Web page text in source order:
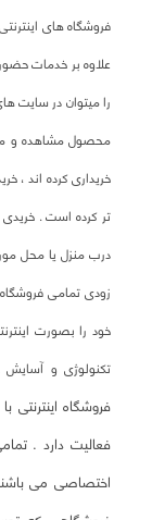
فروشگاه های
علاوه بر خدمات
را میتوان در سایت
محصول مشاهده و
خریداری کرده اند ،
تر کرده است .
درب منزل یا محل
زودی تمامی
خود را بصورت
تکنولوژی و آسایش
فروشگاه
فعالیت دارد .
اختصاصی می